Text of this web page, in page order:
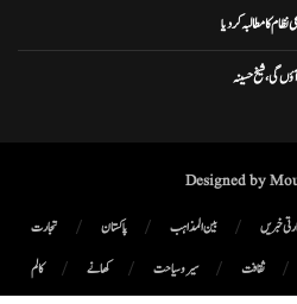
گی، شیخ حسینہ
Designed by
خبریں بین المذاہب پاکستان
تجارت
ثقافت سیر و سیاحت کھانے
کالم